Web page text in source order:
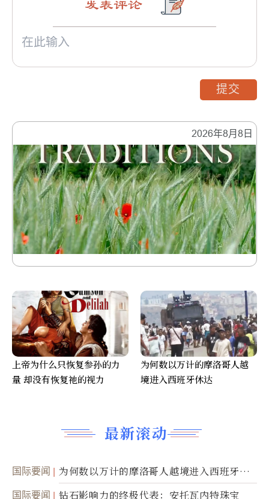
2026年8月8日
最新滚动
国际要闻
为何数以万计的摩洛哥人越境进入西班牙休
达
国际要闻 钻石影响力的终极代表：安托瓦内特珠宝
发表评论
提交
上帝为什么只恢复参孙的力
量 却没有恢复祂的视力
为何数以万计的摩洛哥人越
境进入西班牙休达